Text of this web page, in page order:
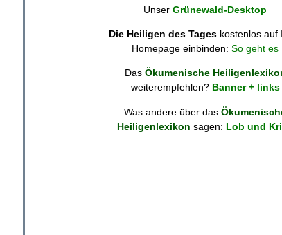
Unser Grünewald-Desktop
Die Heiligen des Tages kostenlos auf
Homepage einbinden: So geht es
Das Ökumenische
weiterempfehlen? Banner + links
Was andere über das
Heiligenlexikon sagen: Lob und